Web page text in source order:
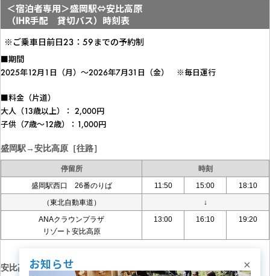
＜宿泊者専用＞盛岡駅⇔安比高原
（IHR手配 貸切バス）時刻表
※ご乗車日前日23：59までの予約制
■期間
2025年12月1日（月）～2026年7月31日（金） ※毎日運行
■料金（片道）
大人（13歳以上）： 2,000円
子供（7歳～12歳）：1,000円
盛岡駅→安比高原［往路］
停留所
時刻
盛岡駅西口 26番のりば
11:50 15:00
18:10
（東北自動車道）
↓
ANAクラウンプラザ
リゾート安比高原
13:00 16:10 19:20
安比高原→盛岡駅［復路］
お知らせ ×